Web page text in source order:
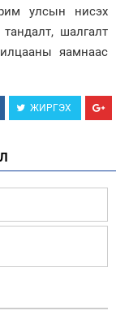
улсын нисэх
шалгалт
яамнаас
ЖИРГЭХ